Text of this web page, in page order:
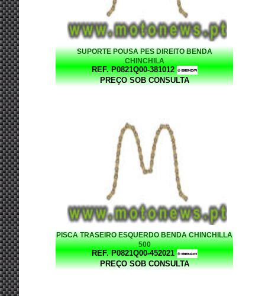
SUPORTE POUSA PES DIREITO BENDA
CHINCHILA
REF. P0821Q00-381012
PREÇO SOB CONSULTA
PISCA TRASEIRO ESQUERDO BENDA CHINCHILLA
500
REF. P0821Q00-452021
PREÇO SOB CONSULTA